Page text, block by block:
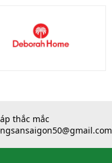
thắc mắc